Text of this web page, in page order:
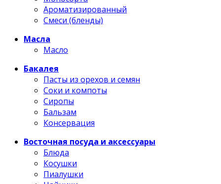
Ароматизированный
Смеси (бленды)
Масла
Масло
Бакалея
Пасты из орехов и семян
Соки и компоты
Сиропы
Бальзам
Консервация
Восточная посуда и аксессуары
Блюда
Косушки
Пиалушки